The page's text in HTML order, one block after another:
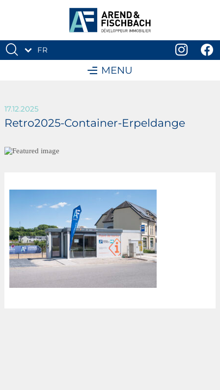
FR
MENU
17.12.2025
Retro2025-Container-Erpeldange